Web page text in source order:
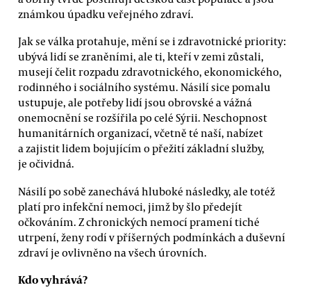
známkou úpadku veřejného zdraví.
Jak se válka protahuje, mění se i zdravotnické priority:
ubývá lidí se zraněními, ale ti, kteří v zemi zůstali,
musejí čelit rozpadu zdravotnického, ekonomického,
rodinného i sociálního systému. Násilí sice pomalu
ustupuje, ale potřeby lidí jsou obrovské a vážná
onemocnění se rozšířila po celé Sýrii. Neschopnost
humanitárních organizací, včetně té naší, nabízet
a zajistit lidem bojujícím o přežití základní služby,
je očividná.
Násilí po sobě zanechává hluboké následky, ale totéž
platí pro infekční nemoci, jimž by šlo předejít
očkováním. Z chronických nemocí pramení tiché
utrpení, ženy rodí v příšerných podmínkách a duševní
zdraví je ovlivněno na všech úrovních.
Kdo vyhrává?